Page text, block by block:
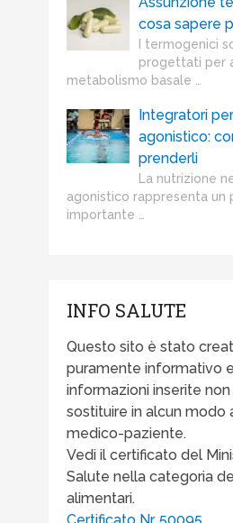
cosa sapere
I termogenici
progettati per
metabolismo basale …
Integratori
agonistico:
prenderli
La nutrizione
agonistico rappresenta un
importante …
INFO SALUTE
Questo sito è stato
puramente informativo
informazioni inserite
sostituire in alcun modo
medico-paziente.
Vedi il certificato del
Salute nella categoria
alimentari.